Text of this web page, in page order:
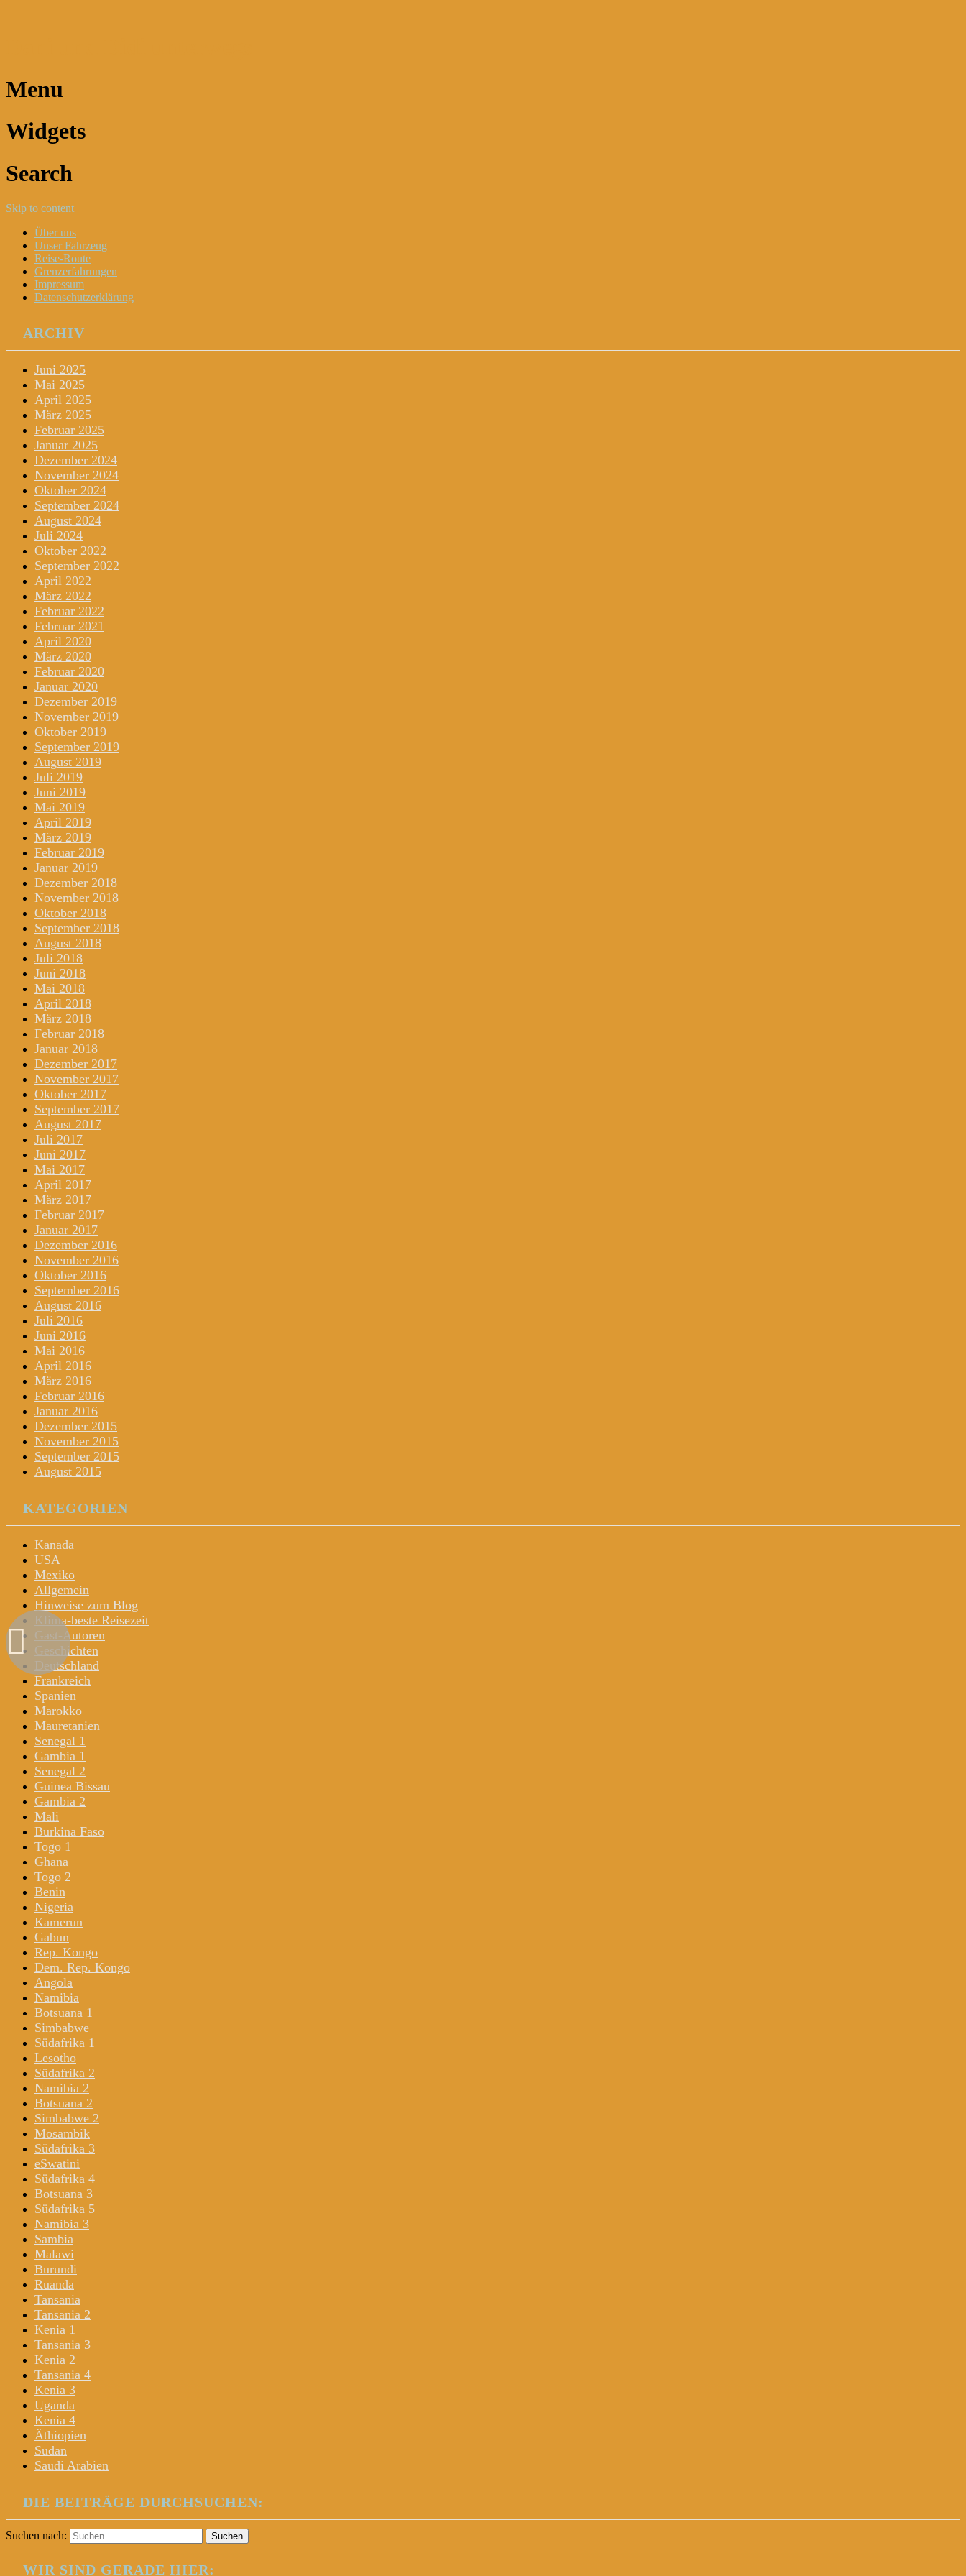
Menu
Widgets
Search
Skip to content
Über uns
Unser Fahrzeug
Reise-Route
Grenzerfahrungen
Impressum
Datenschutzerklärung
ARCHIV
Juni 2025
Mai 2025
April 2025
März 2025
Februar 2025
Januar 2025
Dezember 2024
November 2024
Oktober 2024
September 2024
August 2024
Juli 2024
Oktober 2022
September 2022
April 2022
März 2022
Februar 2022
Februar 2021
April 2020
März 2020
Februar 2020
Januar 2020
Dezember 2019
November 2019
Oktober 2019
September 2019
August 2019
Juli 2019
Juni 2019
Mai 2019
April 2019
März 2019
Februar 2019
Januar 2019
Dezember 2018
November 2018
Oktober 2018
September 2018
August 2018
Juli 2018
Juni 2018
Mai 2018
April 2018
März 2018
Februar 2018
Januar 2018
Dezember 2017
November 2017
Oktober 2017
September 2017
August 2017
Juli 2017
Juni 2017
Mai 2017
April 2017
März 2017
Februar 2017
Januar 2017
Dezember 2016
November 2016
Oktober 2016
September 2016
August 2016
Juli 2016
Juni 2016
Mai 2016
April 2016
März 2016
Februar 2016
Januar 2016
Dezember 2015
November 2015
September 2015
August 2015
KATEGORIEN
Kanada
USA
Mexiko
Allgemein
Hinweise zum Blog
Klima-beste Reisezeit
Gast-Autoren
Geschichten
Deutschland
Frankreich
Spanien
Marokko
Mauretanien
Senegal 1
Gambia 1
Senegal 2
Guinea Bissau
Gambia 2
Mali
Burkina Faso
Togo 1
Ghana
Togo 2
Benin
Nigeria
Kamerun
Gabun
Rep. Kongo
Dem. Rep. Kongo
Angola
Namibia
Botsuana 1
Simbabwe
Südafrika 1
Lesotho
Südafrika 2
Namibia 2
Botsuana 2
Simbabwe 2
Mosambik
Südafrika 3
eSwatini
Südafrika 4
Botsuana 3
Südafrika 5
Namibia 3
Sambia
Malawi
Burundi
Ruanda
Tansania
Tansania 2
Kenia 1
Tansania 3
Kenia 2
Tansania 4
Kenia 3
Uganda
Kenia 4
Äthiopien
Sudan
Saudi Arabien
DIE BEITRÄGE DURCHSUCHEN:
Suchen nach:
WIR SIND GERADE HIER: